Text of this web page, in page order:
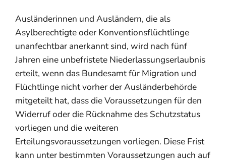
Ausländerinnen und Ausländern, die als
Asylberechtigte oder Konventionsflüchtlinge
unanfechtbar anerkannt sind, wird nach fünf
Jahren eine unbefristete Niederlassungserlaubnis
erteilt, wenn das Bundesamt für Migration und
Flüchtlinge nicht vorher der Ausländerbehörde
mitgeteilt hat, dass die Voraussetzungen für den
Widerruf oder die Rücknahme des Schutzstatus
vorliegen und die weiteren
Erteilungsvoraussetzungen vorliegen. Diese Frist
kann unter bestimmten Voraussetzungen auch auf